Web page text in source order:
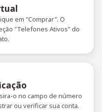
em "Comprar". O
"Telefones Ativos" do
o no campo de número
ou verificar sua conta.